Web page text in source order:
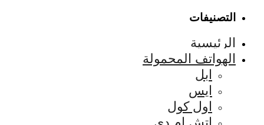
التصنيفات
الرئيسية
الهواتف المحمولة
ابل
ايس
اول كول